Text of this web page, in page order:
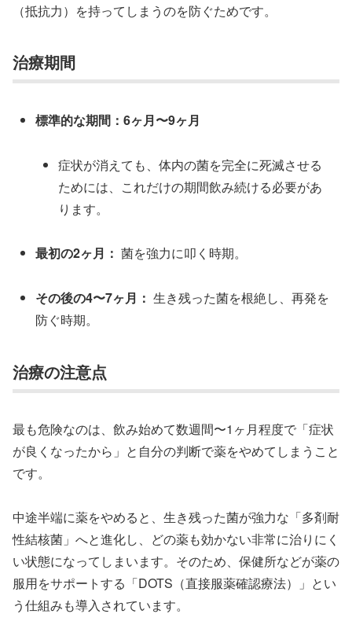
（抵抗力）を持ってしまうのを防ぐためです。
治療期間
標準的な期間：6ヶ月〜9ヶ月
症状が消えても、体内の菌を完全に死滅させる
ためには、これだけの期間飲み続ける必要があ
ります。
最初の2ヶ月： 菌を強力に叩く時期。
その後の4〜7ヶ月： 生き残った菌を根絶し、再発を
防ぐ時期。
治療の注意点
最も危険なのは、飲み始めて数週間〜1ヶ月程度で「症状
が良くなったから」と自分の判断で薬をやめてしまうこと
です。
中途半端に薬をやめると、生き残った菌が強力な「多剤耐
性結核菌」へと進化し、どの薬も効かない非常に治りにく
い状態になってしまいます。そのため、保健所などが薬の
服用をサポートする「DOTS（直接服薬確認療法）」とい
う仕組みも導入されています。